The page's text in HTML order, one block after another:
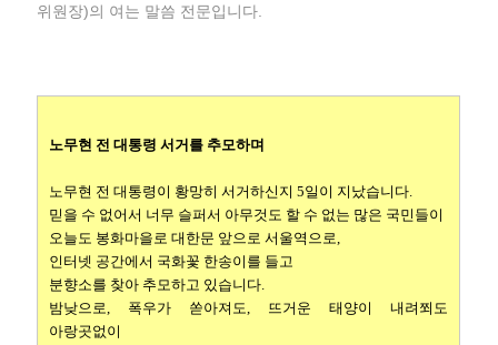
위원장)의 여는 말씀 전문입니다.
노무현 전 대통령 서거를 추모하며
노무현 전 대통령이 황망히 서거하신지 5일이 지났습니다.
믿을 수 없어서 너무 슬퍼서 아무것도 할 수 없는 많은 국민들이
오늘도 봉화마을로 대한문 앞으로 서울역으로,
인터넷 공간에서 국화꽃 한송이를 들고
분향소를 찾아 추모하고 있습니다.
밤낮으로, 폭우가 쏟아져도, 뜨거운 태양이 내려쬐도
아랑곳없이